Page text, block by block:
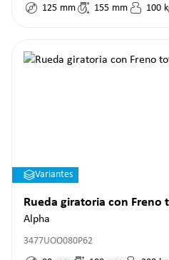
125 mm 155 mm 100
Variantes
Rueda giratoria con Freno
Alpha
3477UOO080P62